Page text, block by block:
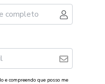
e compreendo que posso me